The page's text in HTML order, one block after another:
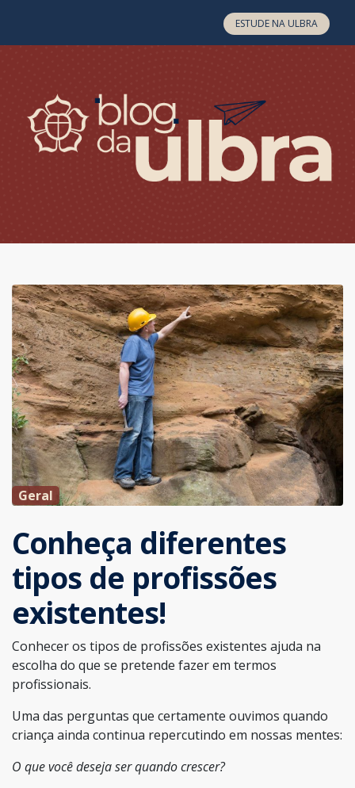
ESTUDE NA ULBRA
Geral
Conheça diferentes
tipos de profissões
existentes!
Conhecer os tipos de profissões existentes ajuda na
escolha do que se pretende fazer em termos
profissionais.
Uma das perguntas que certamente ouvimos quando
criança ainda continua repercutindo em nossas mentes:
O que você deseja ser quando crescer?